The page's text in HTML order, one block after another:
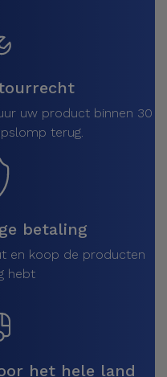
uw product binnen 30
terug.
betaling
en koop de producten
hebt
het hele land